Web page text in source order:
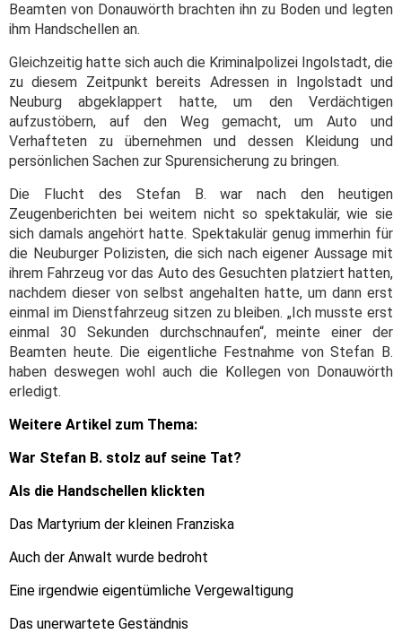
Beamten von Donauwörth brachten ihn zu Boden und legten
ihm Handschellen an.
Gleichzeitig hatte sich auch die Kriminalpolizei Ingolstadt, die
zu diesem Zeitpunkt bereits Adressen in Ingolstadt und
Neuburg abgeklappert hatte, um den Verdächtigen
aufzustöbern, auf den Weg gemacht, um Auto und
Verhafteten zu übernehmen und dessen Kleidung und
persönlichen Sachen zur Spurensicherung zu bringen.
Die Flucht des Stefan B. war nach den heutigen
Zeugenberichten bei weitem nicht so spektakulär, wie sie
sich damals angehört hatte. Spektakulär genug immerhin für
die Neuburger Polizisten, die sich nach eigener Aussage mit
ihrem Fahrzeug vor das Auto des Gesuchten platziert hatten,
nachdem dieser von selbst angehalten hatte, um dann erst
einmal im Dienstfahrzeug sitzen zu bleiben. „Ich musste erst
einmal 30 Sekunden durchschnaufen“, meinte einer der
Beamten heute. Die eigentliche Festnahme von Stefan B.
haben deswegen wohl auch die Kollegen von Donauwörth
erledigt.
Weitere Artikel zum Thema:
War Stefan B. stolz auf seine Tat?
Als die Handschellen klickten
Das Martyrium der kleinen Franziska
Auch der Anwalt wurde bedroht
Eine irgendwie eigentümliche Vergewaltigung
Das unerwartete Geständnis